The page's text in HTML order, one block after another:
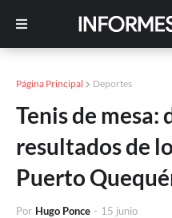
Página Principal Deportes
Tenis de mesa:
resultados de
Puerto
Por Hugo Ponce - 15 junio